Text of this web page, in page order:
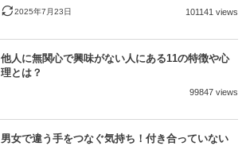
2025年7月23日 101141 views
他人に無関心で興味がない人にある11の特徴や心
理とは？
99847 views
男女で違う手をつなぐ気持ち！付き合っていない